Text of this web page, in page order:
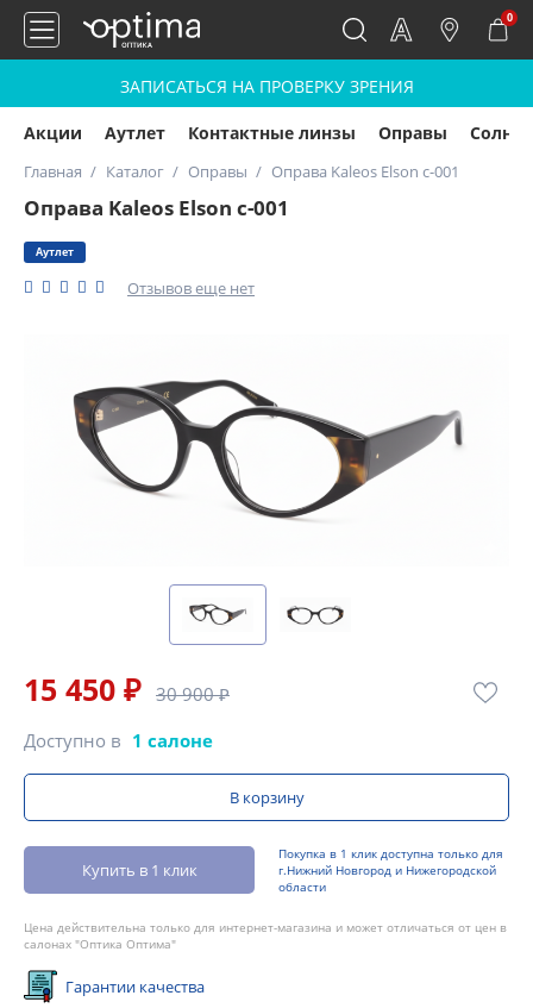
0
ЗАПИСАТЬСЯ НА ПРОВЕРКУ ЗРЕНИЯ
Акции Аутлет Контактные линзы Оправы
Главная Каталог Оправы Оправа Kaleos Elson c-001
Оправа Kaleos Elson c-001
Аутлет
Отзывов еще нет
15 450 ₽ 30 900 ₽
Доступно в 1 салоне
В корзину
Купить в 1 клик
Покупка в 1 клик доступна только для
г.Нижний Новгород и Нижегородской
области
Цена действительна только для интернет-магазина и может отличаться от цен в
салонах "Оптика Оптима"
Гарантии качества